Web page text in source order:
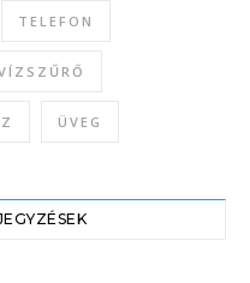
TELEFON
ÜVEG